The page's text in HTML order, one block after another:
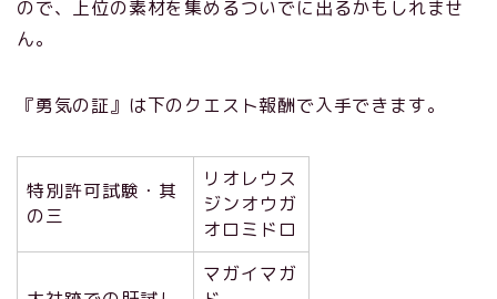
ので、上位の素材を集めるついでに出るかもしれませ
ん。
『勇気の証』は下のクエスト報酬で入手できます。
特別許可試験・其
の三
リオレウス
ジンオウガ
オロミドロ
マガイマガ